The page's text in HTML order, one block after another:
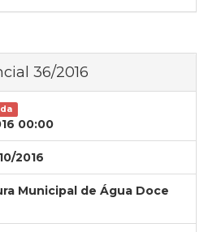
36/2016
00:00
2016
Municipal de Água Doce